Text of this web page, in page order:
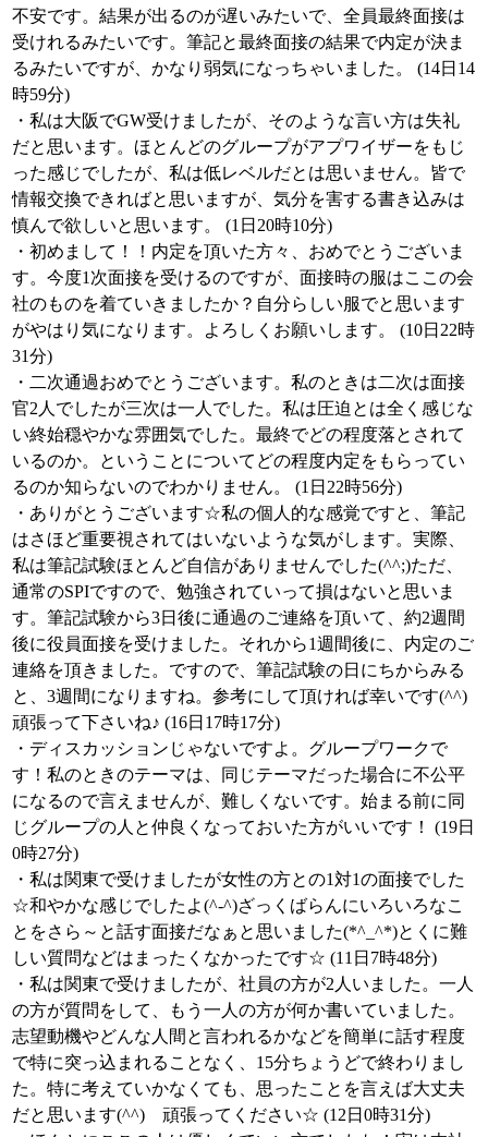
不安です。結果が出るのが遅いみたいで、全員最終面接は
受けれるみたいです。筆記と最終面接の結果で内定が決ま
るみたいですが、かなり弱気になっちゃいました。 (14日14
時59分)
・私は大阪でGW受けましたが、そのような言い方は失礼
だと思います。ほとんどのグループがアプワイザーをもじ
った感じでしたが、私は低レベルだとは思いません。皆で
情報交換できればと思いますが、気分を害する書き込みは
慎んで欲しいと思います。 (1日20時10分)
・初めまして！！内定を頂いた方々、おめでとうございま
す。今度1次面接を受けるのですが、面接時の服はここの会
社のものを着ていきましたか？自分らしい服でと思います
がやはり気になります。よろしくお願いします。 (10日22時
31分)
・二次通過おめでとうございます。私のときは二次は面接
官2人でしたが三次は一人でした。私は圧迫とは全く感じな
い終始穏やかな雰囲気でした。最終でどの程度落とされて
いるのか。ということについてどの程度内定をもらってい
るのか知らないのでわかりません。 (1日22時56分)
・ありがとうございます☆私の個人的な感覚ですと、筆記
はさほど重要視されてはいないような気がします。実際、
私は筆記試験ほとんど自信がありませんでした(^^;)ただ、
通常のSPIですので、勉強されていって損はないと思いま
す。筆記試験から3日後に通過のご連絡を頂いて、約2週間
後に役員面接を受けました。それから1週間後に、内定のご
連絡を頂きました。ですので、筆記試験の日にちからみる
と、3週間になりますね。参考にして頂ければ幸いです(^^)
頑張って下さいね♪ (16日17時17分)
・ディスカッションじゃないですよ。グループワークで
す！私のときのテーマは、同じテーマだった場合に不公平
になるので言えませんが、難しくないです。始まる前に同
じグループの人と仲良くなっておいた方がいいです！ (19日
0時27分)
・私は関東で受けましたが女性の方との1対1の面接でした
☆和やかな感じでしたよ(^-^)ざっくばらんにいろいろなこ
とをさら～と話す面接だなぁと思いました(*^_^*)とくに難
しい質問などはまったくなかったです☆ (11日7時48分)
・私は関東で受けましたが、社員の方が2人いました。一人
の方が質問をして、もう一人の方が何か書いていました。
志望動機やどんな人間と言われるかなどを簡単に話す程度
で特に突っ込まれることなく、15分ちょうどで終わりまし
た。特に考えていかなくても、思ったことを言えば大丈夫
だと思います(^^) 頑張ってください☆ (12日0時31分)